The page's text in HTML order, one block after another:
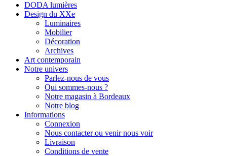
DODA lumières
Design du XXe
Luminaires
Mobilier
Décoration
Archives
Art contemporain
Notre univers
Parlez-nous de vous
Qui sommes-nous ?
Notre magasin à Bordeaux
Notre blog
Informations
Connexion
Nous contacter ou venir nous voir
Livraison
Conditions de vente